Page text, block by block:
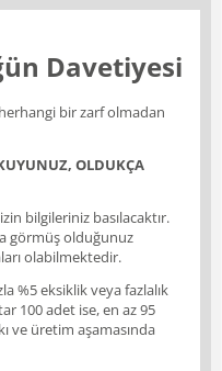
Davetiyesi
bir zarf olmadan
OLDUKÇA
bilgileriniz basılacaktır.
görmüş olduğunuz
olabilmektedir.
%5 eksiklik veya fazlalık
100 adet ise, en az 95
ve üretim aşamasında